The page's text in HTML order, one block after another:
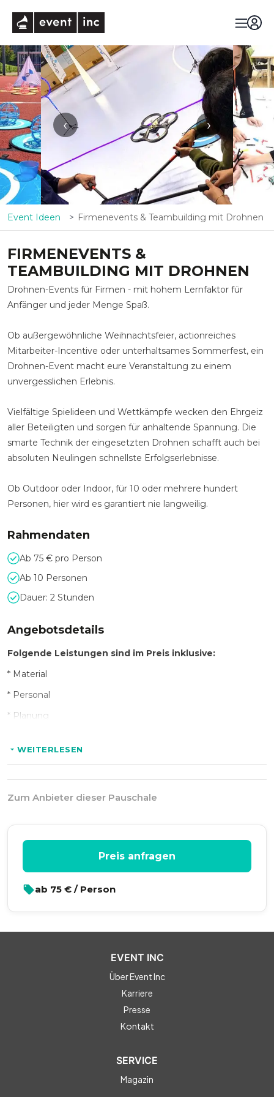
‹ ›
Event Ideen Firmenevents & Teambuilding mit Drohnen
FIRMENEVENTS &
TEAMBUILDING MIT DROHNEN
Drohnen-Events für Firmen - mit hohem Lernfaktor für
Anfänger und jeder Menge Spaß.
Ob außergewöhnliche Weihnachtsfeier, actionreiches
Mitarbeiter-Incentive oder unterhaltsames Sommerfest, ein
Drohnen-Event macht eure Veranstaltung zu einem
unvergesslichen Erlebnis.
Vielfältige Spielideen und Wettkämpfe wecken den Ehrgeiz
aller Beteiligten und sorgen für anhaltende Spannung. Die
smarte Technik der eingesetzten Drohnen schafft auch bei
absoluten Neulingen schnellste Erfolgserlebnisse.
Ob Outdoor oder Indoor, für 10 oder mehrere hundert
Personen, hier wird es garantiert nie langweilig.
Rahmendaten
Ab 75 € pro Person
Ab 10 Personen
Dauer: 2 Stunden
Angebotsdetails
Folgende Leistungen sind im Preis inklusive:
* Material
* Personal
* Planung
Hinweis:DieAngebote können individuell und variabel
gestaltet werden. Indoor können Abnetzungen, Sicherung
WEITERLESEN
Zum Anbieter dieser Pauschale
Preis anfragen
ab 75 € / Person
EVENT INC
Über Event Inc
Karriere
Presse
Kontakt
SERVICE
Magazin